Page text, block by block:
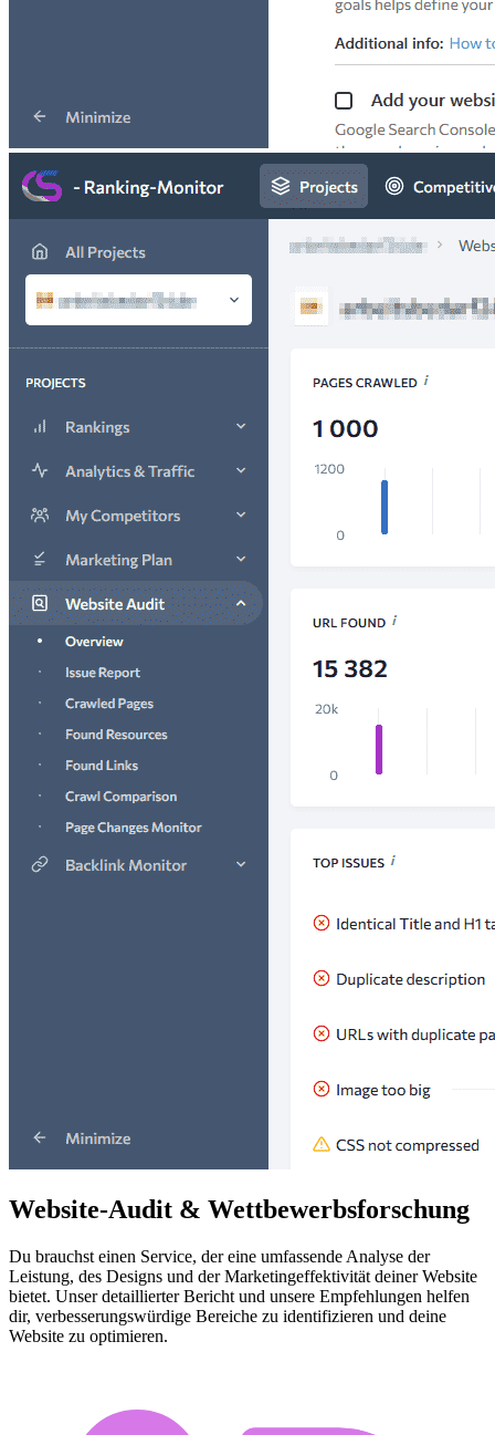
Website-Audit & Wettbewerbsforschung
Du brauchst einen Service, der eine umfassende Analyse der
Leistung, des Designs und der Marketingeffektivität deiner Website
bietet. Unser detaillierter Bericht und unsere Empfehlungen helfen
dir, verbesserungswürdige Bereiche zu identifizieren und deine
Website zu optimieren.